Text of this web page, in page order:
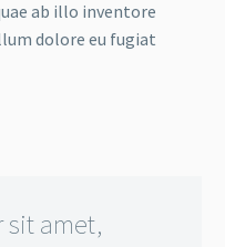
ab illo inventore
dolore eu fugiat
amet,